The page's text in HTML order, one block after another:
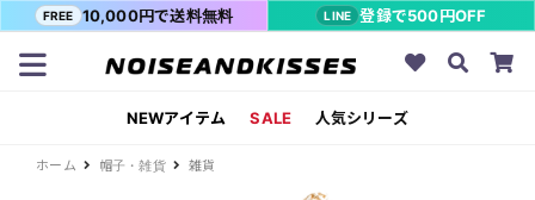
FREE 10,000円で送料無料 LINE 登録で500円OFF
NEWアイテム SALE 人気シリーズ
ホーム 帽子・雑貨 雑貨